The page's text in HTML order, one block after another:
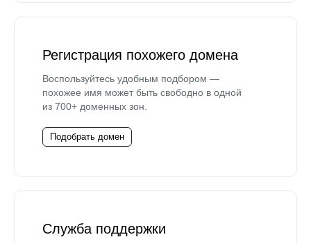
Регистрация похожего домена
Воспользуйтесь удобным подбором —
похожее имя может быть свободно в одной
из 700+ доменных зон.
Подобрать домен
Служба поддержки